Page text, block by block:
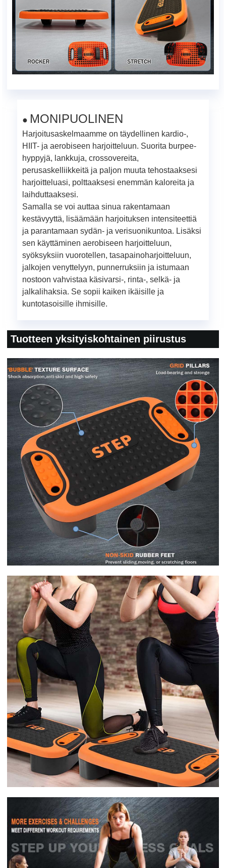
● MONIPUOLINEN
Harjoitusaskelmaamme on täydellinen kardio-,
HIIT- ja aerobiseen harjoitteluun. Suorita burpee-
hyppyjä, lankkuja, crossovereita,
perusaskelliikkeitä ja paljon muuta tehostaaksesi
harjoitteluasi, polttaaksesi enemmän kaloreita ja
laihduttaaksesi.
Samalla se voi auttaa sinua rakentamaan
kestävyyttä, lisäämään harjoituksen intensiteettiä
ja parantamaan sydän- ja verisuonikuntoa. Lisäksi
sen käyttäminen aerobiseen harjoitteluun,
syöksyksiin vuorotellen, tasapainoharjoitteluun,
jalkojen venyttelyyn, punnerruksiin ja istumaan
nostoon vahvistaa käsivarsi-, rinta-, selkä- ja
jalkalihaksia. Se sopii kaiken ikäisille ja
kuntotasoisille ihmisille.
Tuotteen yksityiskohtainen piirustus